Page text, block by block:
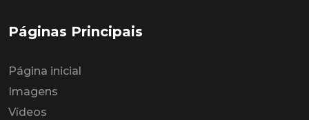
Páginas Principais
Página inicial
Imagens
Vídeos